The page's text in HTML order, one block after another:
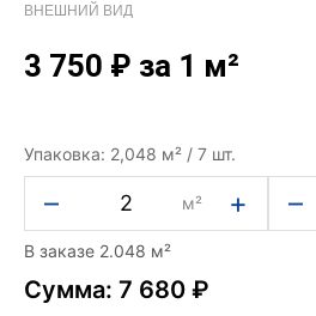
ВНЕШНИЙ ВИД
3 750 ₽ за 1 м²
Упаковка: 2,048 м² / 7 шт.
– м² + –
В заказе 2.048 м²
Сумма: 7 680 ₽